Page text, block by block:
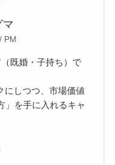
マ
PM
既婚・子持ち）で
にしつつ、市場価値
」を手に入れるキャ